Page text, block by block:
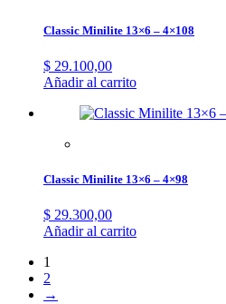
Classic Minilite 13×6 – 4×108
$ 29.100,00
Añadir al carrito
Classic Minilite 13×6 – 4×98
$ 29.300,00
Añadir al carrito
1
2
→